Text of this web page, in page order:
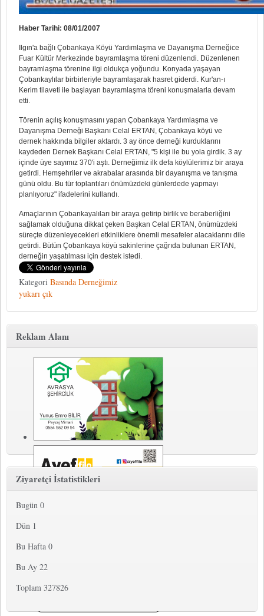
Haber Tarihi: 08/01/2007
Ilgın'a bağlı Çobankaya Köyü Yardımlaşma ve Dayanışma Derneğice
Fuar Kültür Merkezinde bayramlaşma töreni düzenlendi. Düzenlenen
bayramlaşma törenine ilgi oldukça yoğundu. Konyada yaşayan
Çobankaylılar birbirleriyle bayramlaşarak hasret giderdi. Kur'an-ı
Kerim tilaveti ile başlayan bayramlaşma töreni konuşmalarla devam
etti.
Törenin açılış konuşmasını yapan Çobankaya Yardımlaşma ve
Dayanışma Derneği Başkanı Celal ERTAN, Çobankaya köyü ve
dernek hakkında bilgiler aktardı. 3 ay önce derneği kurduklarını
kaydeden Dernek Başkanı Celal ERTAN, "5 kişi ile bu yola girdik. 3 ay
içinde üye sayımız 370'i aştı. Derneğimiz ilk defa köylülerimiz bir araya
getirdi. Hemşehriler ve akrabalar arasında bir dayanışma ve tanışma
günü oldu. Bu tür toplantıları önümüzdeki günlerdede yapmayı
planlıyoruz" ifadelerini kullandı.
Amaçlarının Çobankayalıları bir araya getirip birlik ve beraberliğini
sağlamak olduğuna dikkat çeken Başkan Celal ERTAN, önümüzdeki
süreçte düzenleyecekleri etkinliklere önemli mesafeler alacaklarını dile
getirdi. Bütün Çobankaya köyü sakinlerine çağrıda bulunan ERTAN,
derneğin yaşatılması için destek istedi.
Kategori Basında Derneğimiz
yukarı çık
Reklam Alanı
Ziyaretçi İstatistikleri
Bugün 0
Dün 1
Bu Hafta 0
Bu Ay 22
Toplam 327826